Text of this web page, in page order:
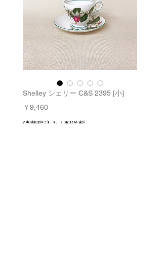
Shelley シェリー C&S 2395 [小]
￥9,460価
格
消費税込み | 配送料